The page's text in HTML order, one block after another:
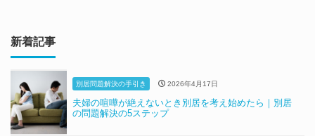
新着記事
別居問題解決の手引き 2026年4月17日
夫婦の喧嘩が絶えないとき別居を考え始めたら｜別居
の問題解決の5ステップ